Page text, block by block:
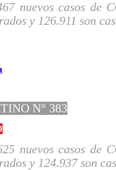
nuevos casos de
y 126.911 son
N° 383
nuevos casos de
y 124.937 son